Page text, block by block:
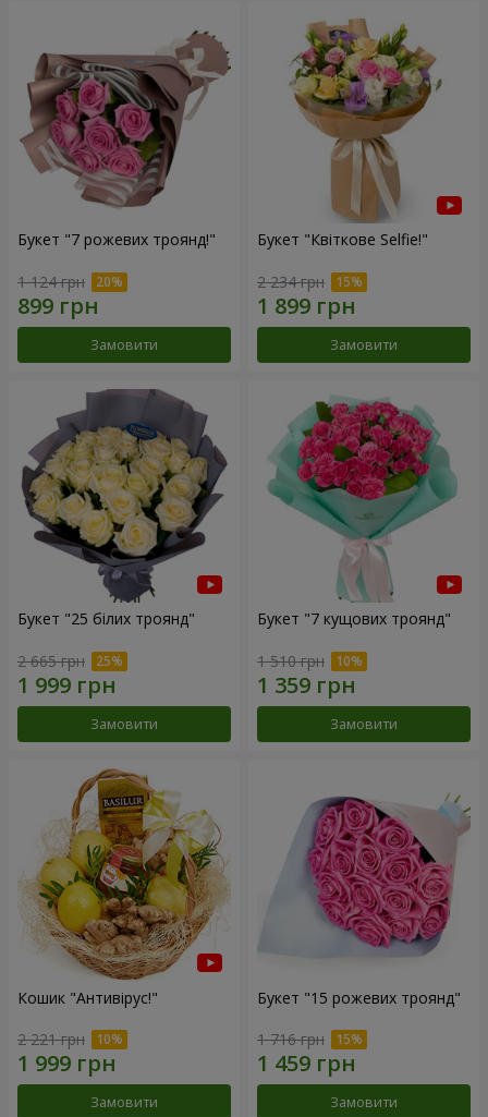
Букет "7 рожевих троянд!"
1 124 грн
Замовити
Букет "Квіткове Selfie!"
2 234 грн
Замовити
Букет "25 білих троянд"
2 665 грн
Замовити
Букет "7 кущових троянд"
1 510 грн
Замовити
Кошик "Антивірус!"
2 221 грн
Замовити
Букет "15 рожевих троянд"
1 716 грн
Замовити